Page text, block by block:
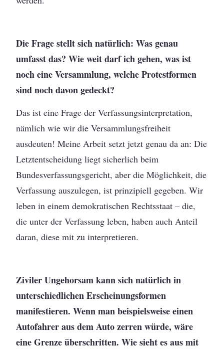
Die Frage stellt sich natürlich: Was genau
umfasst das? Wie weit darf ich gehen, was ist
noch eine Versammlung, welche Protestformen
sind noch davon gedeckt?
Das ist eine Frage der Verfassungsinterpretation,
nämlich wie wir die Versammlungsfreiheit
ausdeuten! Meine Arbeit setzt jetzt genau da an: Die
Letztentscheidung liegt sicherlich beim
Bundesverfassungsgericht, aber die Möglichkeit, die
Verfassung auszulegen, ist prinzipiell gegeben. Wir
leben in einem demokratischen Rechtsstaat – die,
die unter der Verfassung leben, haben auch Anteil
daran, diese mit zu interpretieren.
Ziviler Ungehorsam kann sich natürlich in
unterschiedlichen Erscheinungsformen
manifestieren. Wenn man beispielsweise einen
Autofahrer aus dem Auto zerren würde, wäre
eine Grenze überschritten. Wie sieht es aus mit